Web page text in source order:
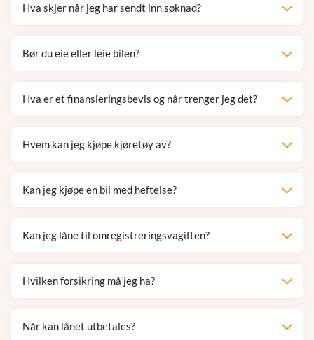
Hva skjer når jeg har sendt inn søknad?
Bør du eie eller leie bilen?
Hva er et finansieringsbevis og når trenger jeg det?
Hvem kan jeg kjøpe kjøretøy av?
Kan jeg kjøpe en bil med heftelse?
Kan jeg låne til omregistreringsvagiften?
Hvilken forsikring må jeg ha?
Når kan lånet utbetales?